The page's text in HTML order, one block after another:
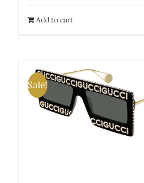
Add to cart
Sale!